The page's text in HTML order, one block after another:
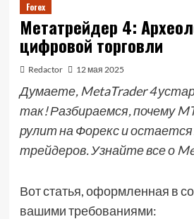
Forex
Метатрейдер 4:
цифровой торговли
Redactor 12 мая 2025
Думаете, MetaTrader 4
так! Разбираемся, почему
рулит на Форекс и
трейдеров. Узнайте все о
Вот статья, оформленная в
вашими требованиями: